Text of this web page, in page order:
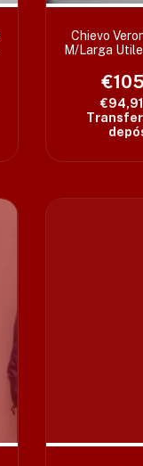
Chievo
M/Larga
c/
€94,91